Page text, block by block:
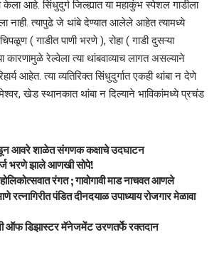
केला आहे. सिंधुदुर्ग जिल्ह्यात या महाकुंभ स्पेशल गाडीला
नाही. त्यापुढे जे थांबे देण्यात आलेले आहेत त्यामध्ये
( गाडीत पाणी भरणे ), रोहा ( गाडी दुसऱ्या
रेल्वेला त्या थांबवाव्याच लागत असल्याने
आहेत. त्या व्यतिरिक्त सिंधुदुर्गात एकही थांबा न देणे
खेड स्थानकात थांबा न दिल्याने भाविकांमध्ये प्रचंड
आवरे शाळेत संगणक कक्षाचे उदघाटन
भरणे झाले आणखी सोपे!
होलिकोत्सवात रंगत ; गावोगावी माड नाचवत आणले
रत्नागिरीत पंडित दीनदयाळ उपाध्याय रोजगार मेळावा
ऑफ डिझास्टर मॅनेजमेंट उरणतर्फे रक्तदान